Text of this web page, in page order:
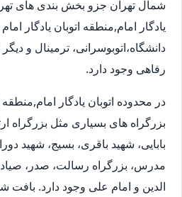
شمال تهران جزو بخش بندی های
یادگار امام,منطقه اتوبان یادگار
دانشگاه،اتوبوسرانی، ترمینال و
رفاهی وجود دارد.
در محدوده اتوبان یادگار امام,منطقه
بزرگراه های بسیاری مثل بزرگراه
بابایی، شهید باقری، بسیج، شهید
مدرس، بزرگراه رسالت، صدر،
الدین و امام علی وجود دارد. بافت